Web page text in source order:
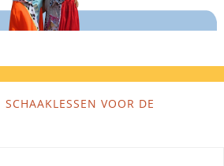
SCHAAKLESSEN VOOR DE